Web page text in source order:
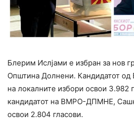
Блерим Ислјами е избран за нов
Општина Долнени. Кандидатот од
на локалните избори освои 3.982
кандидатот на ВМРО-ДПМНЕ,
освои 2.804 гласови.